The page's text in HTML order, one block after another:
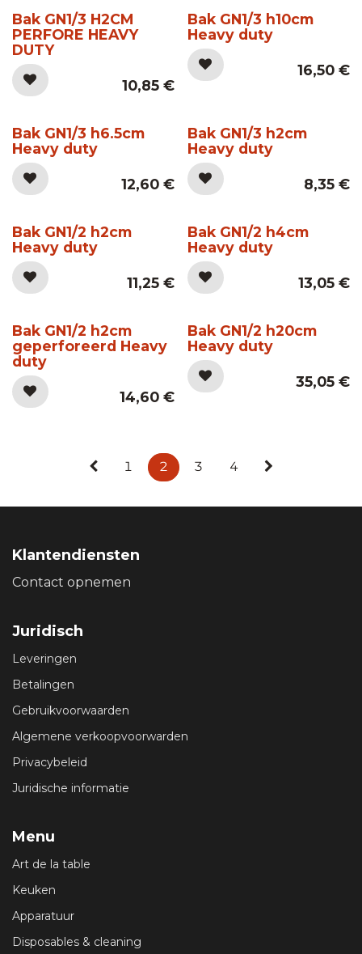
Bak GN1/3 H2CM
PERFORE HEAVY
DUTY
10,85€
Bak GN1/3 h10cm
Heavy duty
16,50€
Bak GN1/3 h6.5cm
Heavy duty
12,60€
Bak GN1/3 h2cm
Heavy duty
8,35€
Bak GN1/2 h2cm
Heavy duty
11,25€
Bak GN1/2 h4cm
Heavy duty
13,05€
Bak GN1/2 h2cm
geperforeerd Heavy
duty
14,60€
Bak GN1/2 h20cm
Heavy duty
35,05€
1 2 3 4
Klantendiensten
Contact opnemen
Juridisch
Leveringen
Betalingen
Gebruikvoorwaarden
Algemene verkoopvoorwarden
Privacybeleid
Juridische informatie
Menu
Art de la table
Keuken
Apparatuur
Disposables & cleaning